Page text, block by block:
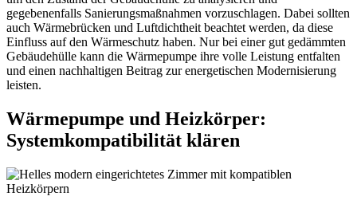
gegebenenfalls Sanierungsmaßnahmen vorzuschlagen. Dabei sollten
auch Wärmebrücken und Luftdichtheit beachtet werden, da diese
Einfluss auf den Wärmeschutz haben. Nur bei einer gut gedämmten
Gebäudehülle kann die Wärmepumpe ihre volle Leistung entfalten
und einen nachhaltigen Beitrag zur energetischen Modernisierung
leisten.
Wärmepumpe und Heizkörper:
Systemkompatibilität klären